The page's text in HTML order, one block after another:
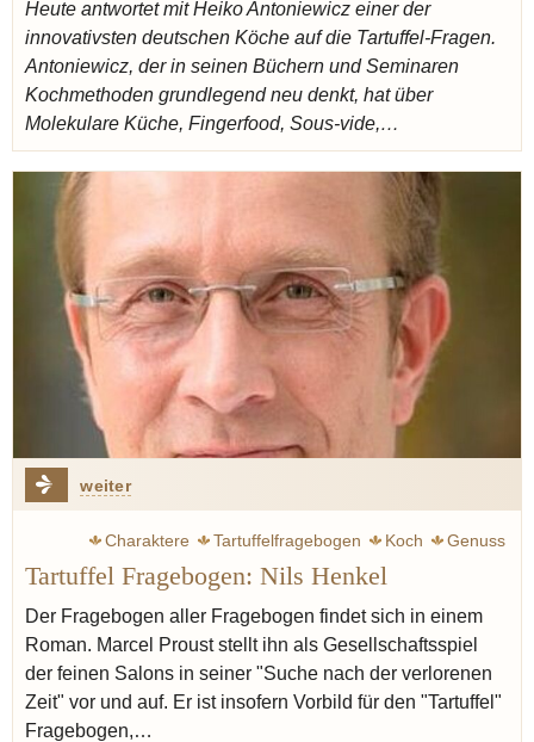
Heute antwortet mit Heiko Antoniewicz einer der
innovativsten deutschen Köche auf die Tartuffel-Fragen.
Antoniewicz, der in seinen Büchern und Seminaren
Kochmethoden grundlegend neu denkt, hat über
Molekulare Küche, Fingerfood, Sous-vide,…
weiter
Charaktere Tartuffelfragebogen Koch
Genuss
Tartuffel Fragebogen: Nils Henkel
Der Fragebogen aller Fragebogen findet sich in einem
Roman. Marcel Proust stellt ihn als Gesellschaftsspiel
der feinen Salons in seiner "Suche nach der verlorenen
Zeit" vor und auf. Er ist insofern Vorbild für den "Tartuffel"
Fragebogen,…